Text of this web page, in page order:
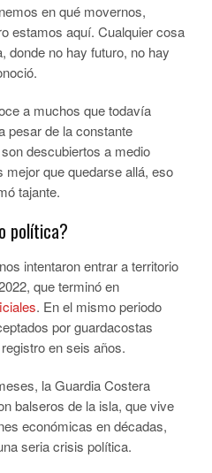
en qué movernos,
estamos aquí. Cualquier cosa
donde no hay futuro, no hay
a muchos que todavía
pesar de la constante
descubiertos a medio
que quedarse allá, eso
tajante.
política?
intentaron entrar a territorio
que terminó en
. En el mismo periodo
por guardacostas
en seis años.
la Guardia Costera
balseros de la isla, que vive
económicas en décadas,
seria crisis política.